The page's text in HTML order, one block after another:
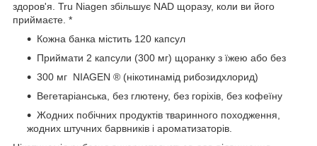
здоров'я. Tru Niagen збільшує NAD щоразу, коли ви його
приймаєте. *
Кожна банка містить 120 капсул
Приймати 2 капсули (300 мг) щоранку з їжею або без
300 мг NIAGEN ® (нікотинамід рибозидхлорид)
Вегетаріанська, без глютену, без горіхів, без кофеїну
Жодних побічних продуктів тваринного походження,
жодних штучних барвників і ароматизаторів.